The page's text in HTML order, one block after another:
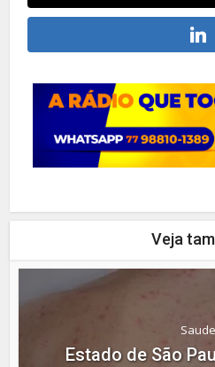
Veja
Saude
Estado de São